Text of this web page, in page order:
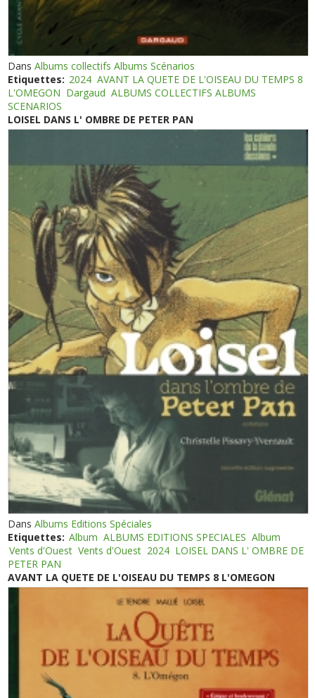
DansAlbums collectifs Albums Scénarios
Etiquettes: 2024 AVANT LA QUETE DE L'OISEAU DU TEMPS 8
L'OMEGON Dargaud ALBUMS COLLECTIFS ALBUMS
SCENARIOS
LOISEL DANS L' OMBRE DE PETER PAN
DansAlbums Editions Spéciales
Etiquettes: Album ALBUMS EDITIONS SPECIALES Album
Vents d'Ouest Vents d'Ouest 2024 LOISEL DANS L' OMBRE DE
PETER PAN
AVANT LA QUETE DE L'OISEAU DU TEMPS 8 L'OMEGON